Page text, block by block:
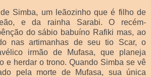
Simba, um leãozinho que é filho de
e da rainha Sarabi. O recém-
do sábio babuíno Rafiki mas, ao
nas artimanhas de seu tio Scar, o
irmão de Mufasa, que planeja
e herdar o trono. Quando Simba se vê
pela morte de Mufasa, sua única